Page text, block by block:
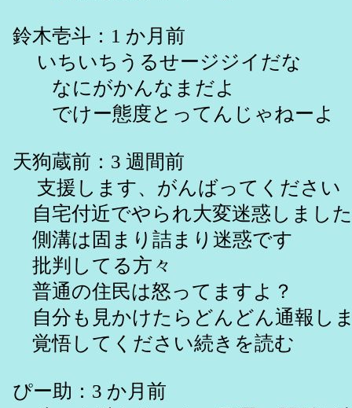
鈴木壱斗：1 か月前
いちいちうるせージジイだな
なにがかんなまだよ
でけー態度とってんじゃねーよ
天狗蔵前：3 週間前
支援します、がんばってください
自宅付近でやられ大変迷惑しました
側溝は固まり詰まり迷惑です
批判してる方々
普通の住民は怒ってますよ？
自分も見かけたらどんどん通報し
覚悟してください続きを読む
ぴー助：3 か月前